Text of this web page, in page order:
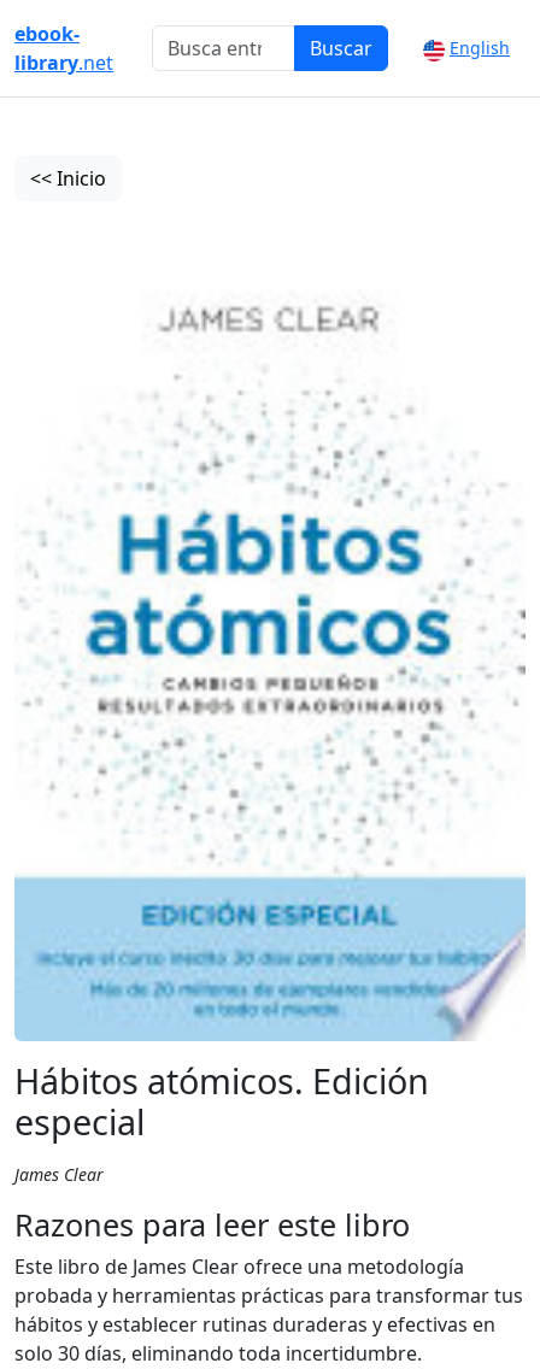
ebook-
library.net
Buscar English
<< Inicio
Hábitos atómicos. Edición
especial
James Clear
Razones para leer este libro
Este libro de James Clear ofrece una metodología
probada y herramientas prácticas para transformar tus
hábitos y establecer rutinas duraderas y efectivas en
solo 30 días, eliminando toda incertidumbre.